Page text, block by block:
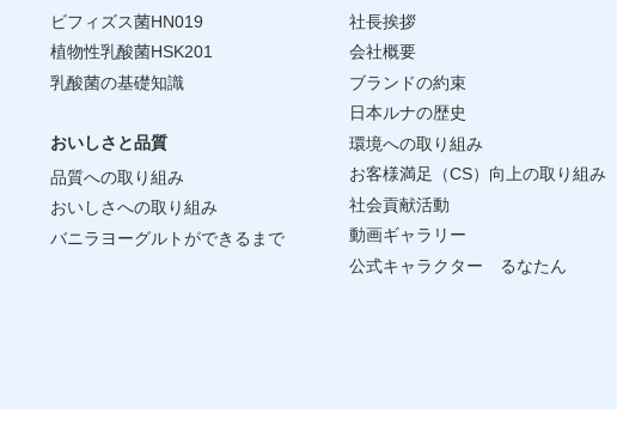
ビフィズス菌HN019
植物性乳酸菌HSK201
乳酸菌の基礎知識
おいしさと品質
品質への取り組み
おいしさへの取り組み
バニラヨーグルトができるまで
社長挨拶
会社概要
ブランドの約束
日本ルナの歴史
環境への取り組み
お客様満足（CS）向上の取り組み
社会貢献活動
動画ギャラリー
公式キャラクター るなたん